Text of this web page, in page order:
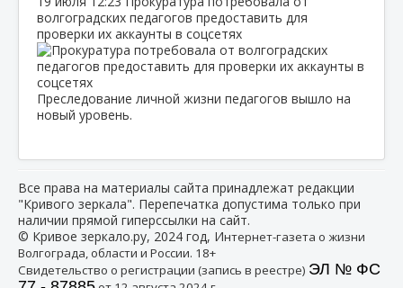
волгоградских педагогов предоставить для
проверки их аккаунты в соцсетях
Преследование личной жизни педагогов вышло на
новый уровень.
Все права на материалы сайта принадлежат редакции
"Кривого зеркала". Перепечатка допустима только при
наличии прямой гиперссылки на сайт.
© Кривое зеркало.ру, 2024 год, Интернет-газета о жизни
Волгограда, области и России. 18+
Свидетельство о регистрации (запись в реестре) ЭЛ № ФС